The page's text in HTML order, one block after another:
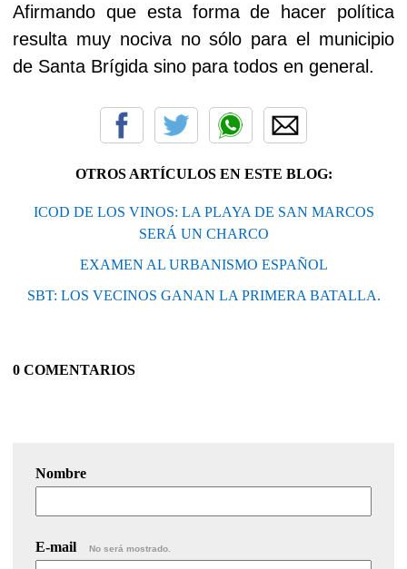
Afirmando que esta forma de hacer política
resulta muy nociva no sólo para el municipio
de Santa Brígida sino para todos en general.
OTROS ARTÍCULOS EN ESTE BLOG:
ICOD DE LOS VINOS: LA PLAYA DE SAN MARCOS
SERÁ UN CHARCO
EXAMEN AL URBANISMO ESPAÑOL
SBT: LOS VECINOS GANAN LA PRIMERA BATALLA.
0 COMENTARIOS
Nombre
E-mail No será mostrado.